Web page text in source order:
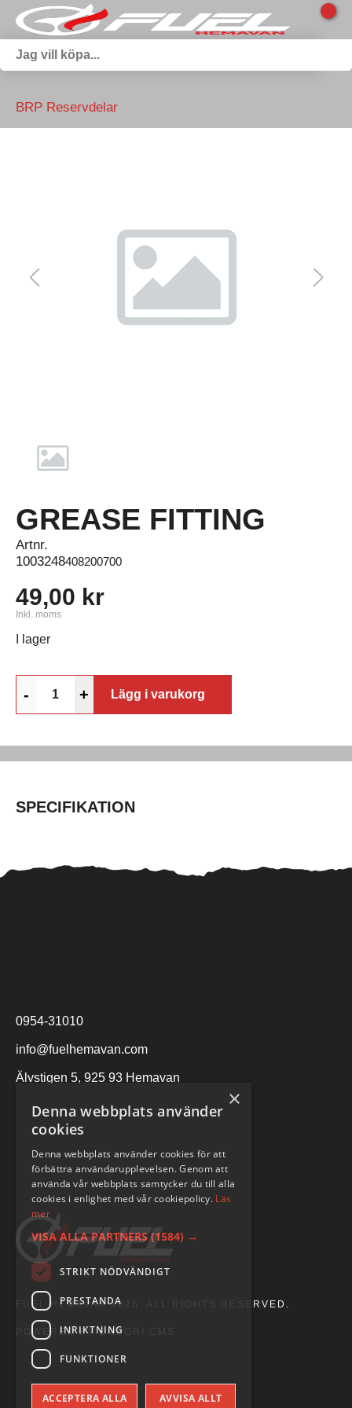
BRP Reservdelar
GREASE FITTING
Artnr.
1003248408200700
49,00 kr
Inkl. moms
I lager
- + Lägg i varukorg
SPECIFIKATION
0954-31010
info@fuelhemavan.com
Älvstigen 5, 925 93 Hemavan
FUEL HEMAVAN 2026. ALL RIGHTS RESERVED.
POWERED BY EMPORI CMS
×
Denna webbplats använder
cookies
Denna webbplats använder cookies för att
förbättra användarupplevelsen. Genom att
använda vår webbplats samtycker du till alla
cookies i enlighet med vår cookiepolicy. Läs
mer
VISA ALLA PARTNERS (1584) →
STRIKT NÖDVÄNDIGT
PRESTANDA
INRIKTNING
FUNKTIONER
ACCEPTERA ALLA AVVISA ALLT